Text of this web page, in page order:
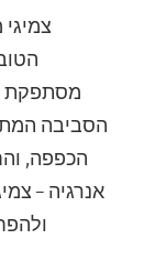
מסתפקת
הסביבה
הכפפה,
אנרגיה –